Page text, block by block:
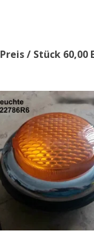
Preis / Stück 60,00